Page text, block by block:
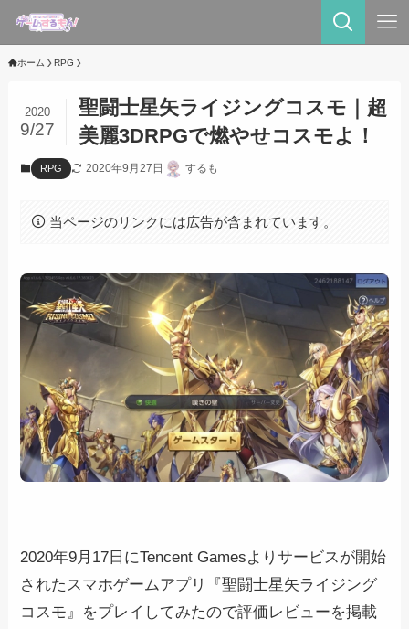
ホーム RPG
聖闘士星矢ライジングコスモ｜超
美麗3DRPGで燃やせコスモよ！
2020
9/27
RPG 2020年9月27日 するも
当ページのリンクには広告が含まれています。
2020年9月17日にTencent Gamesよりサービスが開始
されたスマホゲームアプリ『聖闘士星矢ライジング
コスモ』をプレイしてみたので評価レビューを掲載